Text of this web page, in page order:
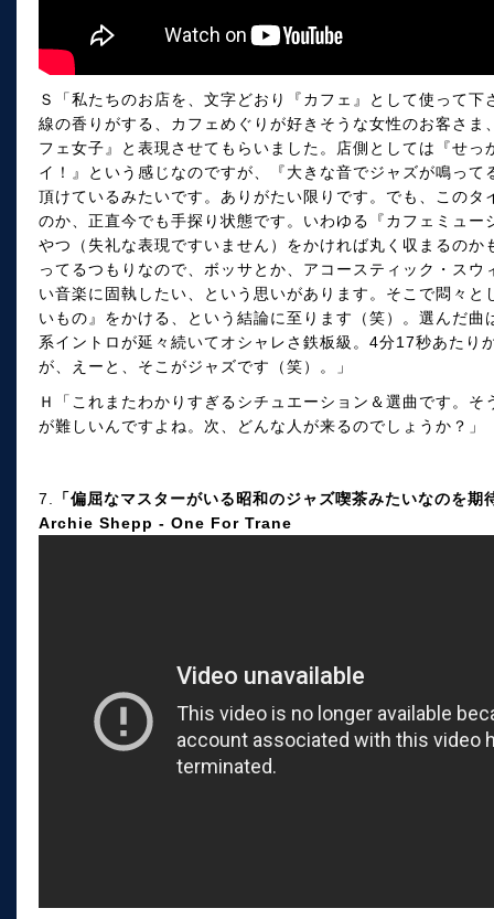
Ｓ「私たちのお店を、文字どおり『カフェ』として使って
線の香りがする、カフェめぐりが好きそうな女性のお客さ
フェ女子』と表現させてもらいました。店側としては『せ
イ！』という感じなのですが、『大きな音でジャズが鳴っ
頂けているみたいです。ありがたい限りです。でも、この
のか、正直今でも手探り状態です。いわゆる『カフェミュ
やつ（失礼な表現ですいません）をかければ丸く収まるの
ってるつもりなので、ボッサとか、アコースティック・ス
い音楽に固執したい、という思いがあります。そこで悶々
いもの』をかける、という結論に至ります（笑）。選んだ
系イントロが延々続いてオシャレさ鉄板級。4分17秒あたり
が、えーと、そこがジャズです（笑）。」
Ｈ「これまたわかりすぎるシチュエーション＆選曲です。
が難しいんですよね。次、どんな人が来るのでしょうか？」
7.
「偏屈なマスターがいる昭和のジャズ喫茶みたいなのを期
Archie Shepp - One For Trane